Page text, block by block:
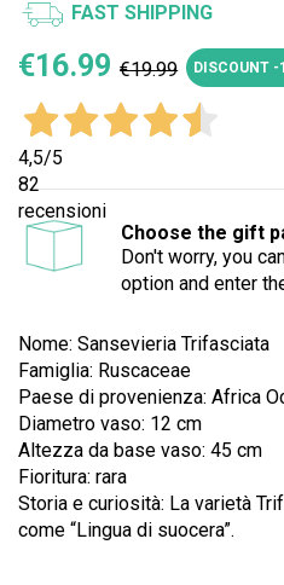
FAST SHIPPING
€16.99 €19.99 DISCOUNT -
4,5/5
82
recensioni
Choose the gift
Don't worry, you
option and enter
Nome: Sansevieria Trifasciata
Famiglia: Ruscaceae
Paese di provenienza: Africa
Diametro vaso: 12 cm
Altezza da base vaso: 45 cm
Fioritura: rara
Storia e curiosità: La varietà
come “Lingua di suocera”.